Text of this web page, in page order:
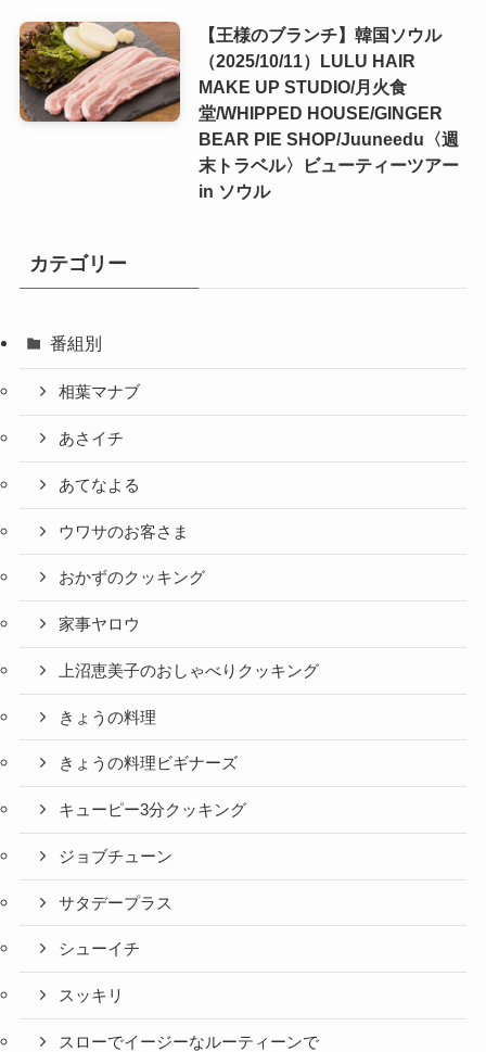
【王様のブランチ】韓国ソウル
（2025/10/11）LULU HAIR
MAKE UP STUDIO/月火食
堂/WHIPPED HOUSE/GINGER
BEAR PIE SHOP/Juuneedu〈週
末トラベル〉ビューティーツアー
in ソウル
カテゴリー
番組別
相葉マナブ
あさイチ
あてなよる
ウワサのお客さま
おかずのクッキング
家事ヤロウ
上沼恵美子のおしゃべりクッキング
きょうの料理
きょうの料理ビギナーズ
キューピー3分クッキング
ジョブチューン
サタデープラス
シューイチ
スッキリ
スローでイージーなルーティーンで